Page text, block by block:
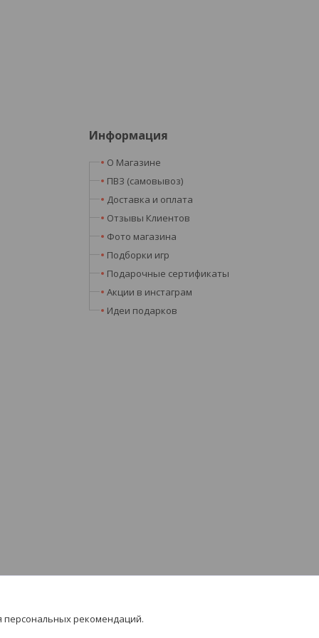
Информация
О Магазине
ПВЗ (самовывоз)
Доставка и оплата
Отзывы Клиентов
Фото магазина
Подборки игр
Подарочные сертификаты
Акции в инстаграм
Идеи подарков
персональных рекомендаций.